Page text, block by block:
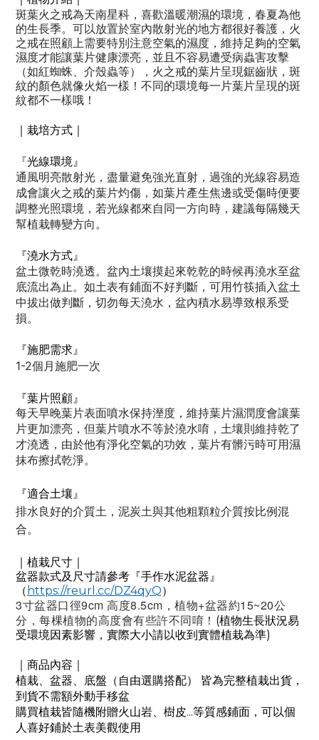
斑葉火之戒為天南星科，喜歡溫暖潮濕的環境，春夏為他
的生長季。可以放置於室內散射光的地方都很好養護，火
之戒在照顧上需要特別注意空氣的濕度，維持足夠的空氣
濕度才能讓葉片健康漂亮，並且不容易遭受病蟲害攻擊
（如紅蜘蛛、介殼蟲等），火之戒的葉片呈現鋸齒狀，斑
紋的顏色就像火焰一樣！不同的環境每一片葉片呈現的斑
紋都不一樣哦！
｜栽培方式｜
『光線環境』
通風明亮散射光，盡量避免強光直射，過強的光線容易造
成會讓火之戒的葉片灼傷，如葉片產生焦邊或受傷時便要
調整光照環境，若光線都來自同一方向時，建議每隔幾天
幫植栽轉變方向。
『澆水方式』
盆土微乾時澆透。盆內土壤摸起來乾乾的時候再澆水至盆
底流出為止。如土表有鋪面不好判斷，可用竹筷插入盆土
中拔出做判斷，切勿每天澆水，盆內積水易導致根系受
損。
『施肥需求』
1-2個月施肥一次
『葉片照顧』
每天早晚葉片表面噴水保持溼度，維持葉片濕潤度會讓葉
片更加漂亮，但葉片噴水不等於澆水唷，土壤則維持乾了
才澆透，由於他有淨化空氣的功效，葉片有髒污時可用濕
抹布擦拭乾淨。
『適合土壤』
排水良好的介質土，泥炭土與其他粗顆粒介質按比例混
合。
｜植栽尺寸｜
盆器款式及尺寸請參考『手作水泥盆器』
（ https://reurl.cc/DZ4qyQ）
3寸盆器口徑9cm 高度8.5cm，植物+盆器約15~20公
分，每棵植物的高度會有些許不同唷！ (植物生長狀況易
受環境因素影響，實際大小請以收到實體植栽為準)
｜商品內容｜
植栽、盆器、底盤（自由選購搭配）
皆為完整植栽出貨，
到貨不需額外動手移盆
購買植栽皆隨機附贈火山岩、樹皮...等質感鋪面，可以個
人喜好鋪於土表美觀使用